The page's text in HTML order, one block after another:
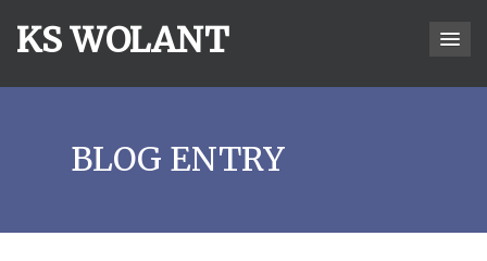
KS WOLANT
BLOG ENTRY